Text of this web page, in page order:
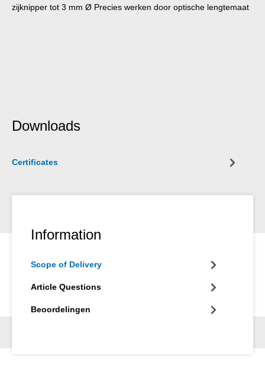
zijknipper tot 3 mm Ø Precies werken door optische lengtemaat
Downloads
Certificates
Information
Scope of Delivery
Article Questions
Beoordelingen